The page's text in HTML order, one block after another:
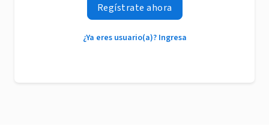
Regístrate ahora
¿Ya eres usuario(a)? Ingresa